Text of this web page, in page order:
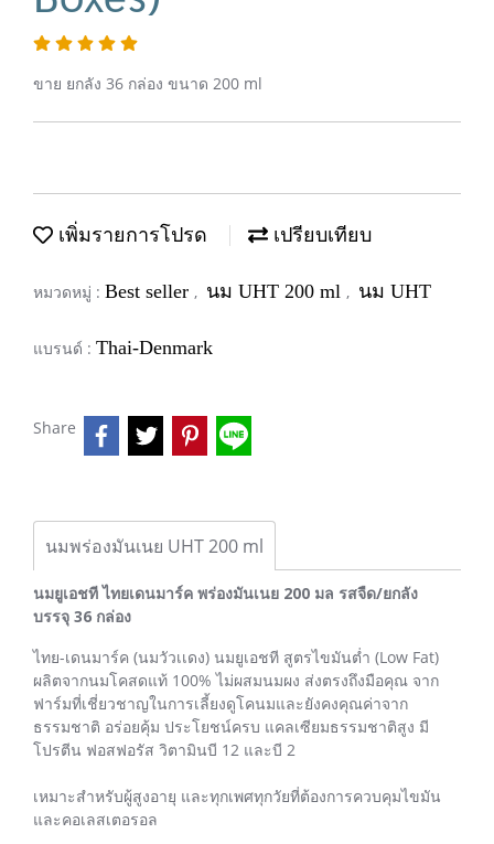
ขาย ยกลัง 36 กล่อง ขนาด 200 ml
เพิ่มรายการโปรด เปรียบเทียบ
หมวดหมู่ : Best seller , นม UHT 200 ml , นม UHT
แบรนด์ : Thai-Denmark
Share
นมพร่องมันเนย UHT 200 ml
นมยูเอชที ไทยเดนมาร์ค พร่องมันเนย 200 มล รสจืด/ยกลัง
บรรจุ 36 กล่อง
ไทย-เดนมาร์ค (นมวัวเเดง) นมยูเอชที สูตรไขมันต่ำ (Low Fat)
ผลิตจากนมโคสดแท้ 100% ไม่ผสมนมผง ส่งตรงถึงมือคุณ จาก
ฟาร์มที่เชี่ยวชาญในการเลี้ยงดูโคนมและยังคงคุณค่าจาก
ธรรมชาติ อร่อยคุ้ม ประโยชน์ครบ แคลเซียมธรรมชาติสูง มี
โปรตีน ฟอสฟอรัส วิตามินบี 12 และบี 2
เหมาะสำหรับผู้สูงอายุ และทุกเพศทุกวัยที่ต้องการควบคุมไขมัน
และคอเลสเตอรอล